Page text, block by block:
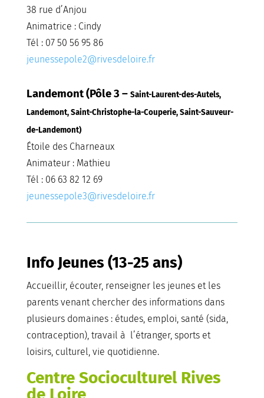
38 rue d’Anjou
Animatrice : Cindy
Tél : 07 50 56 95 86
jeunessepole2@rivesdeloire.fr
Landemont (Pôle 3 – Saint-Laurent-des-Autels,
Landemont, Saint-Christophe-la-Couperie, Saint-Sauveur-
de-Landemont)
Étoile des Charneaux
Animateur : Mathieu
Tél : 06 63 82 12 69
jeunessepole3@rivesdeloire.fr
Info Jeunes (13-25 ans)
Accueillir, écouter, renseigner les jeunes et les
parents venant chercher des informations dans
plusieurs domaines : études, emploi, santé (sida,
contraception), travail à l’étranger, sports et
loisirs, culturel, vie quotidienne.
Centre Socioculturel Rives